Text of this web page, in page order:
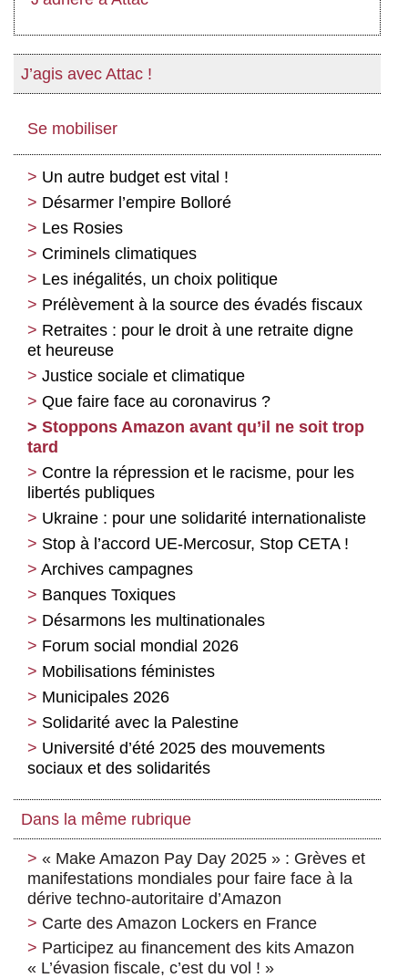
J’agis avec Attac !
Se mobiliser
Un autre budget est vital !
Désarmer l’empire Bolloré
Les Rosies
Criminels climatiques
Les inégalités, un choix politique
Prélèvement à la source des évadés fiscaux
Retraites : pour le droit à une retraite digne
et heureuse
Justice sociale et climatique
Que faire face au coronavirus ?
Stoppons Amazon avant qu’il ne soit trop
tard
Contre la répression et le racisme, pour les
libertés publiques
Ukraine : pour une solidarité internationaliste
Stop à l’accord UE-Mercosur, Stop CETA !
Archives campagnes
Banques Toxiques
Désarmons les multinationales
Forum social mondial 2026
Mobilisations féministes
Municipales 2026
Solidarité avec la Palestine
Université d’été 2025 des mouvements
sociaux et des solidarités
Dans la même rubrique
« Make Amazon Pay Day 2025 » : Grèves et
manifestations mondiales pour faire face à la
dérive techno-autoritaire d’Amazon
Carte des Amazon Lockers en France
Participez au financement des kits Amazon
« L’évasion fiscale, c’est du vol ! »